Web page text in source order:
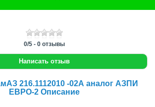
0/5- 0отзывы
Написать отзыв
216.1112010 -02А аналог АЗПИ
ЕВРО-2 Описание